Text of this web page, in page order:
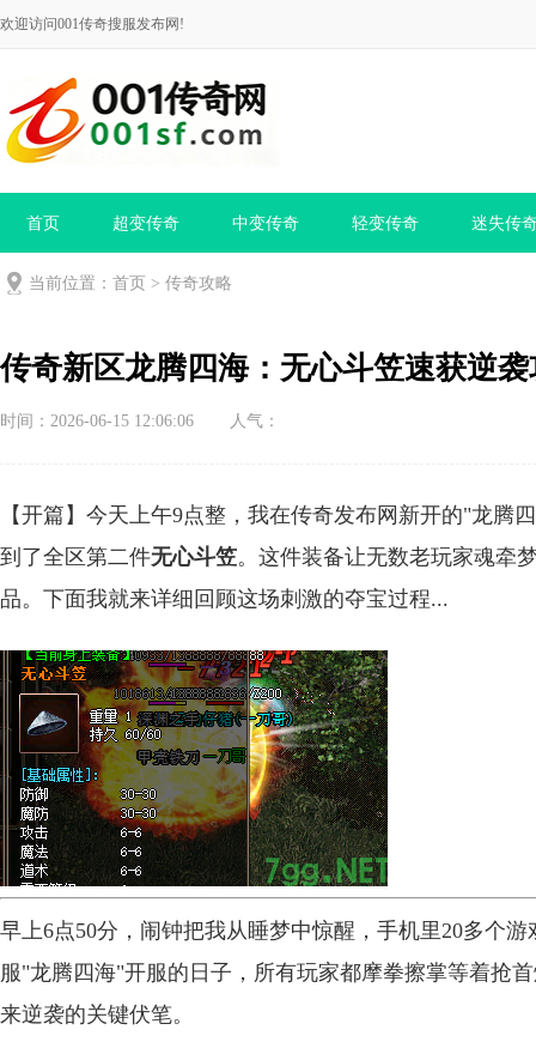
欢迎访问001传奇搜服发布网!
首页 超变传奇 中变传奇 轻变传奇 迷失传
当前位置： 首页 > 传奇攻略
传奇新区龙腾四海：无心斗笠速获逆
时间：2026-06-15 12:06:06 人气：
【开篇】今天上午9点整，我在传奇发布网新开的"龙
到了全区第二件无心斗笠。这件装备让无数老玩家魂牵
品。下面我就来详细回顾这场刺激的夺宝过程...
早上6点50分，闹钟把我从睡梦中惊醒，手机里20多个
服"龙腾四海"开服的日子，所有玩家都摩拳擦掌等着
来逆袭的关键伏笔。